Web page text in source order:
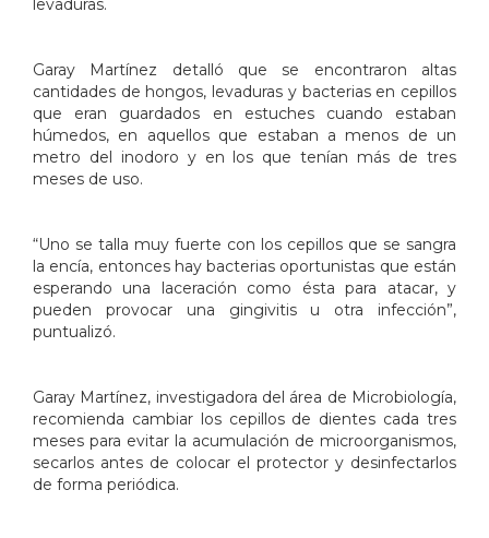
Garay Martínez detalló que se encontraron altas
cantidades de hongos, levaduras y bacterias en cepillos
que eran guardados en estuches cuando estaban
húmedos, en aquellos que estaban a menos de un
metro del inodoro y en los que tenían más de tres
meses de uso.
“Uno se talla muy fuerte con los cepillos que se sangra
la encía, entonces hay bacterias oportunistas que están
esperando una laceración como ésta para atacar, y
pueden provocar una gingivitis u otra infección”,
puntualizó.
Garay Martínez, investigadora del área de Microbiología,
recomienda cambiar los cepillos de dientes cada tres
meses para evitar la acumulación de microorganismos,
secarlos antes de colocar el protector y desinfectarlos
de forma periódica.